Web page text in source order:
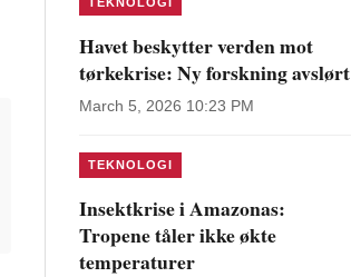
Havet beskytter verden mot
tørkekrise: Ny forskning avslørt
March 5, 2026 10:23 PM
TEKNOLOGI
Insektkrise i Amazonas:
Tropene tåler ikke økte
temperaturer